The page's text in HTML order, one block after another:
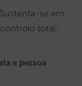
se em
total:
e pessoa